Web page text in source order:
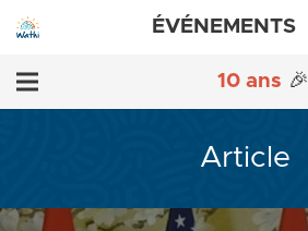
ÉVÉNEMENTS
10 ans 🎉
Article